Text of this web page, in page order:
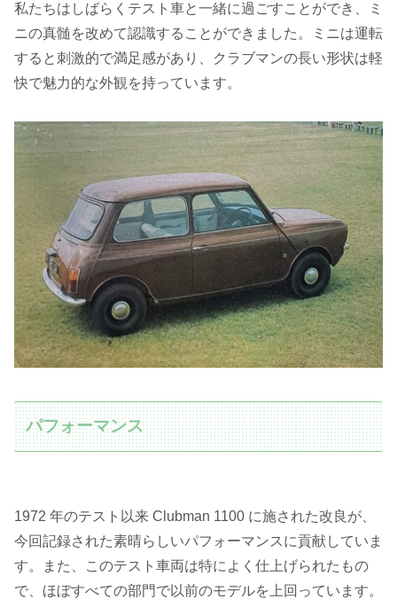
私たちはしばらくテスト車と一緒に過ごすことができ、ミ
ニの真髄を改めて認識することができました。ミニは運転
すると刺激的で満足感があり、クラブマンの長い形状は軽
快で魅力的な外観を持っています。
パフォーマンス
1972 年のテスト以来 Clubman 1100 に施された改良が、
今回記録された素晴らしいパフォーマンスに貢献していま
す。また、このテスト車両は特によく仕上げられたもの
で、ほぼすべての部門で以前のモデルを上回っています。